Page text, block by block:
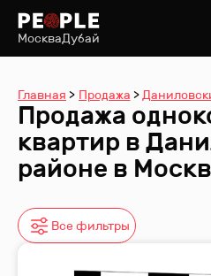
МоскваДубай
Главная Продажа
Продажа
квартир в
районе в
Все фильтры